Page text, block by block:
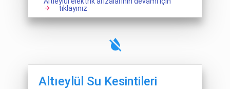
tıklayınız
Altıeylül Su Kesintileri